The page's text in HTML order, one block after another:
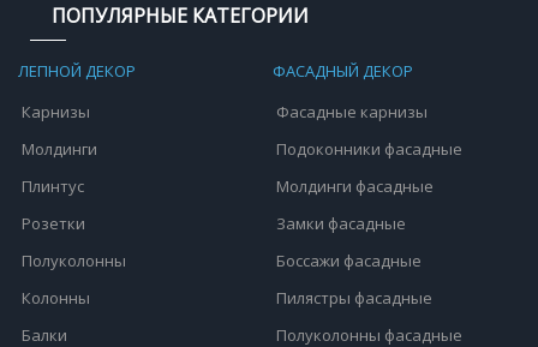
ПОПУЛЯРНЫЕ КАТЕГОРИИ
ЛЕПНОЙ ДЕКОР
Карнизы
Молдинги
Плинтус
Розетки
Полуколонны
Колонны
Балки
ФАСАДНЫЙ ДЕКОР
Фасадные карнизы
Подоконники фасадные
Молдинги фасадные
Замки фасадные
Боссажи фасадные
Пилястры фасадные
Полуколонны фасадные